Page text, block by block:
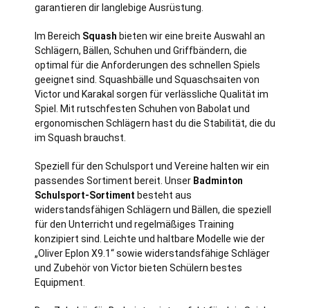
garantieren dir langlebige Ausrüstung.
Im Bereich Squash bieten wir eine breite Auswahl an
Schlägern, Bällen, Schuhen und Griffbändern, die
optimal für die Anforderungen des schnellen Spiels
geeignet sind. Squashbälle und Squaschsaiten von
Victor und Karakal sorgen für verlässliche Qualität im
Spiel. Mit rutschfesten Schuhen von Babolat und
ergonomischen Schlägern hast du die Stabilität, die du
im Squash brauchst.
Speziell für den Schulsport und Vereine halten wir ein
passendes Sortiment bereit. Unser Badminton
Schulsport-Sortiment besteht aus
widerstandsfähigen Schlägern und Bällen, die speziell
für den Unterricht und regelmäßiges Training
konzipiert sind. Leichte und haltbare Modelle wie der
„Oliver Eplon X9.1“ sowie widerstandsfähige Schläger
und Zubehör von Victor bieten Schülern bestes
Equipment.